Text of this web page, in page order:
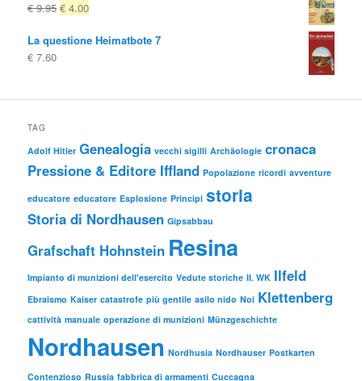
€9.95 Il
originale
€ 4.00Il
attuale
La questione Heimatbote 7
€ 7.60
TAG
Adolf Hitler Genealogia vecchi sigilli Archäologie cronaca
Pressione & Editore Iffland Popolazione ricordi avventure
educatore educatore Esplosione Principi storia
Storia di Nordhausen Gipsabbau
Grafschaft Hohnstein Resina
Impianto di munizioni dell'esercito Vedute storiche II. WK Ilfeld
Ebraismo Kaiser catastrofe più gentile asilo nido Noi Klettenberg
cattività manuale operazione di munizioni Münzgeschichte
Nordhausen Nordhusia Nordhauser Postkarten
Contenzioso Russia fabbrica di armamenti Cuccagna